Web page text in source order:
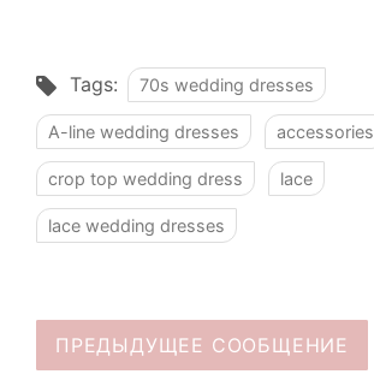
Tags: 70s wedding dresses
A-line wedding dresses accessories
crop top wedding dress lace
lace wedding dresses
ПРЕДЫДУЩЕЕ СООБЩЕНИЕ